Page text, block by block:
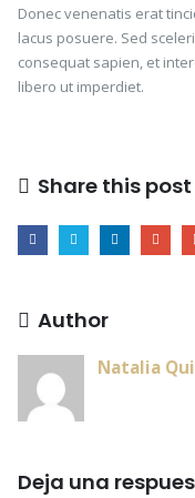
Donec venenatis erat
lacus posuere. Sed
consequat sapien, et
libero ut imperdiet.
Share this post
Author
Natalia
Deja una